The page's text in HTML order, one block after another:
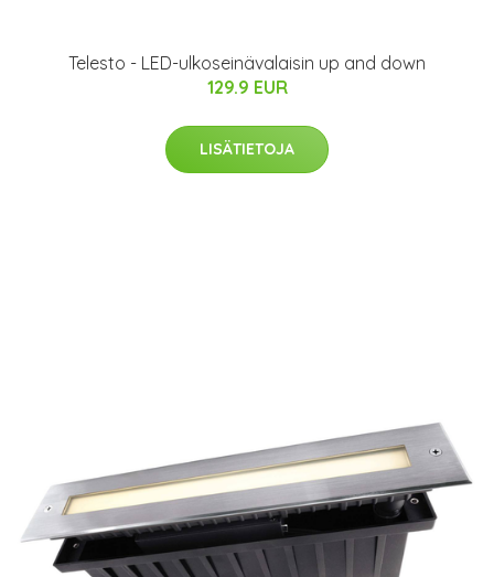
Telesto - LED-ulkoseinävalaisin up and down
129.9 EUR
LISÄTIETOJA